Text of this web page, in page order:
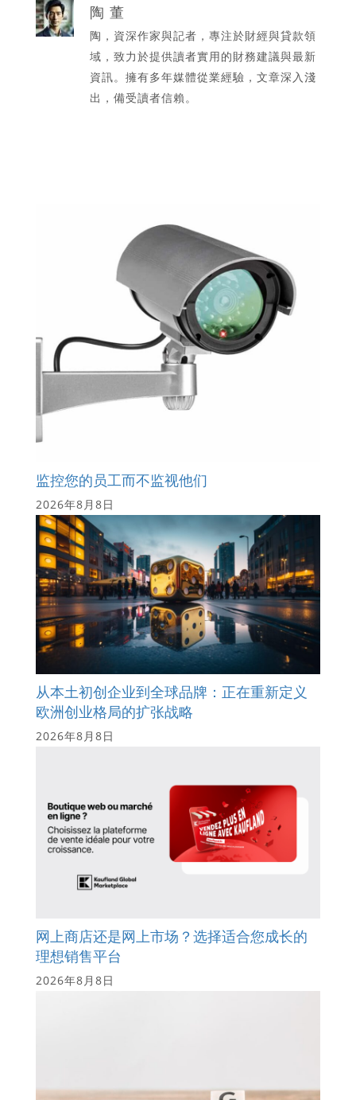
陶 董
陶，資深作家與記者，專注於財經與貸款領
域，致力於提供讀者實用的財務建議與最新
資訊。擁有多年媒體從業經驗，文章深入淺
出，備受讀者信賴。
监控您的员工而不监视他们
2026年8月8日
从本土初创企业到全球品牌：正在重新定义
欧洲创业格局的扩张战略
2026年8月8日
网上商店还是网上市场？选择适合您成长的
理想销售平台
2026年8月8日